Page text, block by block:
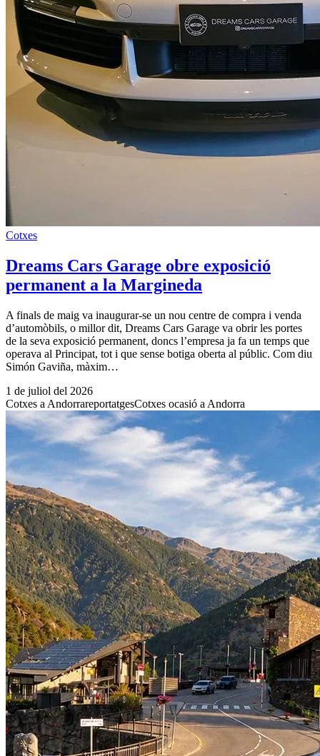
Cotxes
Dreams Cars Garage obre exposició
permanent a la Margineda
A finals de maig va inaugurar-se un nou centre de compra i venda
d’automòbils, o millor dit, Dreams Cars Garage va obrir les portes
de la seva exposició permanent, doncs l’empresa ja fa un temps que
operava al Principat, tot i que sense botiga oberta al públic. Com diu
Simón Gaviña, màxim…
1 de juliol del 2026
Cotxes a AndorrareportatgesCotxes ocasió a Andorra